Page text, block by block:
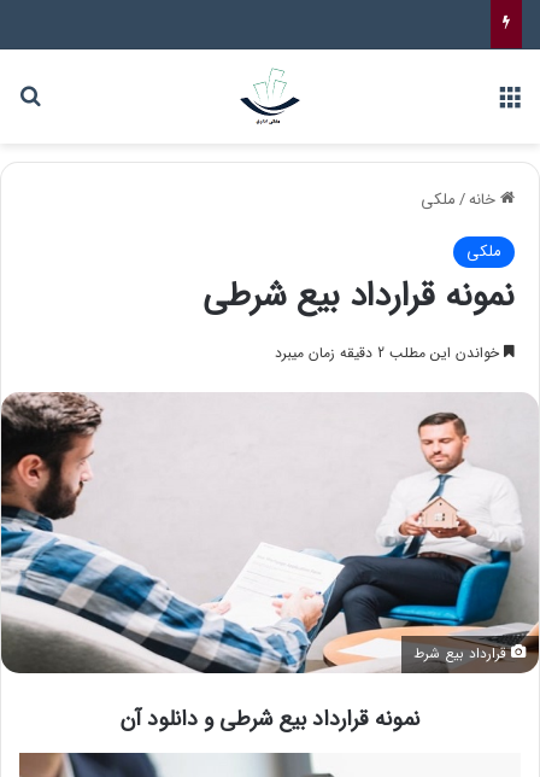
خانه/ملکی
ملکی
نمونه قرارداد بیع شرطی
خواندن این مطلب 2 دقیقه زمان میبرد
قرارداد بیع شرط
نمونه قرارداد بیع شرطی و دانلود آن